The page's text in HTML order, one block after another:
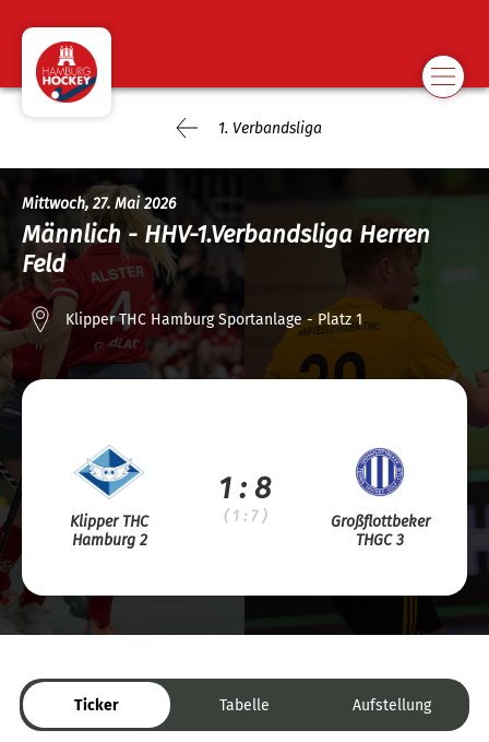
1. Verbandsliga
Mittwoch, 27. Mai 2026
Männlich - HHV-1.Verbandsliga Herren
Feld
Klipper THC Hamburg Sportanlage - Platz 1
Klipper THC
Hamburg 2
1 : 8
( 1 : 7 )
Großflottbeker
THGC 3
Ticker Tabelle Aufstellung